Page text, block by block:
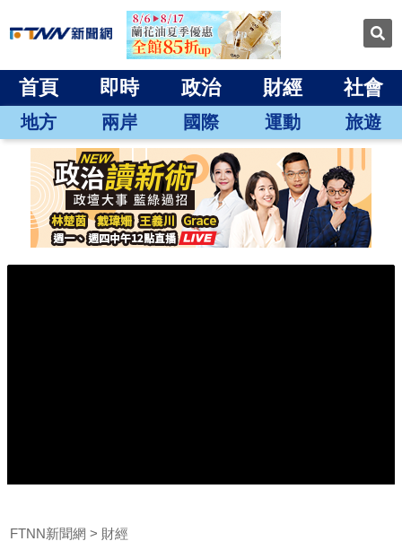
首頁 即時 政治 財經 社會
地方 兩岸 國際 運動 旅遊
FTNN新聞網 財經